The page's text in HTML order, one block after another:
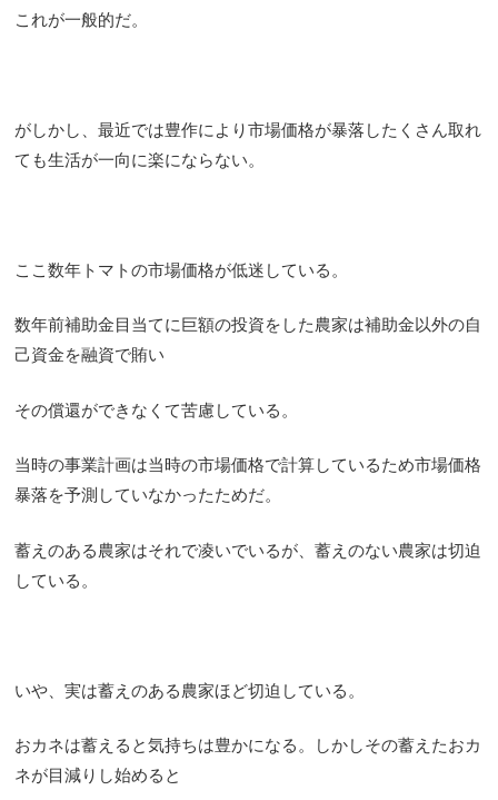
これが一般的だ。
がしかし、最近では豊作により市場価格が暴落したくさん取れ
ても生活が一向に楽にならない。
ここ数年トマトの市場価格が低迷している。
数年前補助金目当てに巨額の投資をした農家は補助金以外の自
己資金を融資で賄い
その償還ができなくて苦慮している。
当時の事業計画は当時の市場価格で計算しているため市場価格
暴落を予測していなかったためだ。
蓄えのある農家はそれで凌いでいるが、蓄えのない農家は切迫
している。
いや、実は蓄えのある農家ほど切迫している。
おカネは蓄えると気持ちは豊かになる。しかしその蓄えたおカ
ネが目減りし始めると